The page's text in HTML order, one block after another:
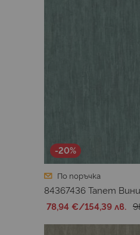
-20%
По поръчка
84367436 Тапет
78,94 €/154,39 лв.